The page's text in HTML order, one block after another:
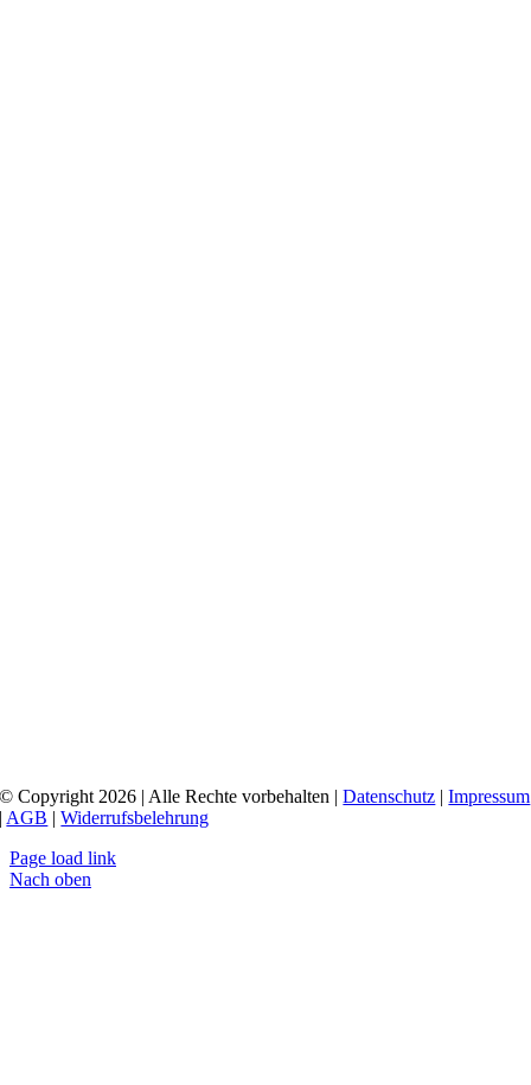
© Copyright 2026 | Alle Rechte vorbehalten |Datenschutz |Impressum
| AGB |Widerrufsbelehrung
Page load link
Nach oben